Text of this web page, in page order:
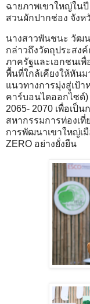
ฉายภาพเขาใหญ่ใน
สวนผักปากช่อง จังห
นางสาวพันชนะ วัฒน
กล่าวถึงวัตถุประสง
ภาครัฐและเอกชนเ
พื้นที่ใกล้เคียงให้หัน
แนวทางการมุ่งสู่เป้
คาร์บอนไดออกไซด์)
2065- 2070 เพื่อเป็
สหากรรมการท่องเ
การพัฒนาเขาใหญ่เมื
ZERO อย่างยั่งยืน